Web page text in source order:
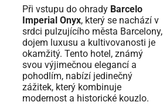
Při vstupu do ohrady Barcelo
Imperial Onyx, který se nachází v
srdci pulzujícího města Barcelony,
dojem luxusu a kultivovanosti je
okamžitý. Tento hotel, známý
svou výjimečnou elegancí a
pohodlím, nabízí jedinečný
zážitek, který kombinuje
modernost a historické kouzlo.